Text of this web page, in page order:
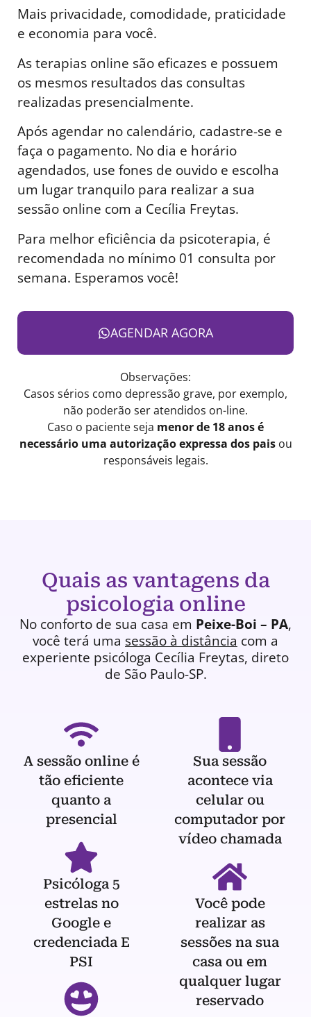
Mais privacidade, comodidade, praticidade
e economia para você.
As terapias online são eficazes e possuem
os mesmos resultados das consultas
realizadas presencialmente.
Após agendar no calendário, cadastre-se e
faça o pagamento. No dia e horário
agendados, use fones de ouvido e escolha
um lugar tranquilo para realizar a sua
sessão online com a Cecília Freytas.
Para melhor eficiência da psicoterapia, é
recomendada no mínimo 01 consulta por
semana. Esperamos você!
AGENDAR AGORA
Observações:
Casos sérios como depressão grave, por exemplo,
não poderão ser atendidos on-line.
Caso o paciente seja menor de 18 anos é
necessário uma autorização expressa dos paisou
responsáveis legais.
Quais as vantagens da
psicologia online
No conforto de sua casa em Peixe-Boi – PA,
você terá uma sessão à distância com a
experiente psicóloga Cecília Freytas, direto
de São Paulo-SP.
A sessão online é
tão eficiente
quanto a
presencial
Psicóloga 5
estrelas no
Google e
credenciada E
PSI
Sua sessão
acontece via
celular ou
computador por
vídeo chamada
Você pode
realizar as
sessões na sua
casa ou em
qualquer lugar
reservado